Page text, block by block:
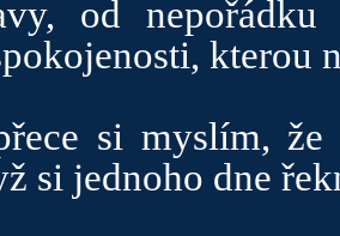
od
kterou
si myslím, že
si jednoho dne